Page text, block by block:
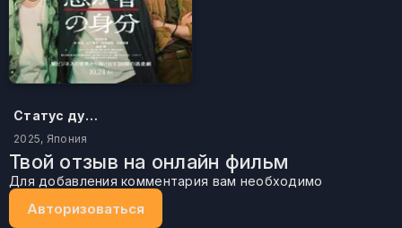
Статус дурака
2025, Япония
Твой отзыв на онлайн фильм
Для добавления комментария вам необходимо
Авторизоваться